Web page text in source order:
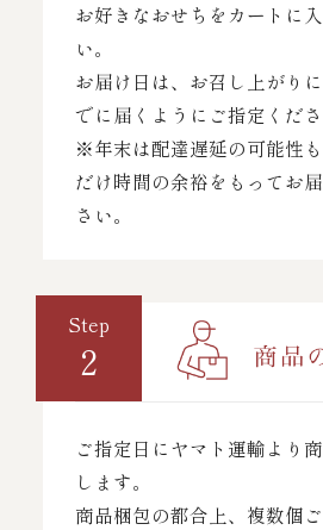
お好きなおせちをカートに
い。
お届け日は、お召し上がり
でに届くようにご指定くださ
※年末は配達遅延の可能性
だけ時間の余裕をもってお
さい。
Step
2
ご指定日にヤマト運輸より
します。
商品梱包の都合上、複数個